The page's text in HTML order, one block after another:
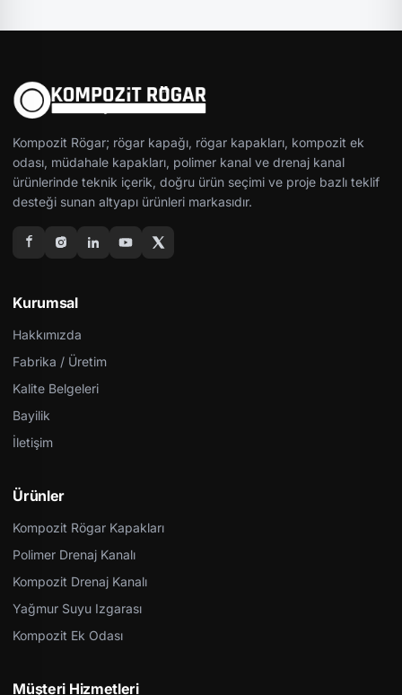
Kompozit Rögar; rögar kapağı, rögar kapakları, kompozit ek
odası, müdahale kapakları, polimer kanal ve drenaj kanal
ürünlerinde teknik içerik, doğru ürün seçimi ve proje bazlı teklif
desteği sunan altyapı ürünleri markasıdır.
Kurumsal
Hakkımızda
Fabrika / Üretim
Kalite Belgeleri
Bayilik
İletişim
Ürünler
Kompozit Rögar Kapakları
Polimer Drenaj Kanalı
Kompozit Drenaj Kanalı
Yağmur Suyu Izgarası
Kompozit Ek Odası
Müşteri Hizmetleri